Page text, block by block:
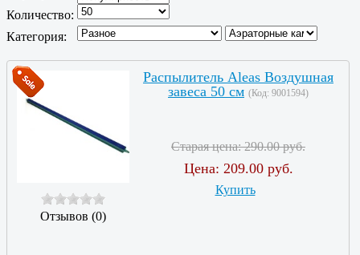
Количество:
Категория:
Отзывов (0)
Распылитель Aleas Воздушная
завеса 50 см (Код: 9001594)
Старая цена:290.00 руб.
Цена: 209.00 руб.
Купить